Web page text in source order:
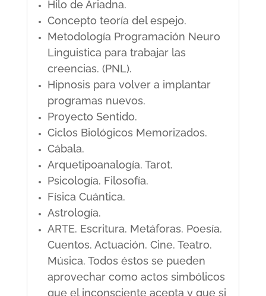
Hilo de Ariadna.
Concepto teoría del espejo.
Metodología Programación Neuro
Linguistica para trabajar las
creencias. (PNL).
Hipnosis para volver a implantar
programas nuevos.
Proyecto Sentido.
Ciclos Biológicos Memorizados.
Cábala.
Arquetipoanalogía. Tarot.
Psicología. Filosofía.
Física Cuántica.
Astrología.
ARTE. Escritura. Metáforas. Poesía.
Cuentos. Actuación. Cine. Teatro.
Música. Todos éstos se pueden
aprovechar como actos simbólicos
que el inconsciente acepta y que si